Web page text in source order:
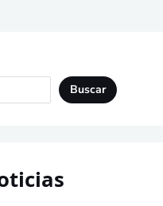
Buscar